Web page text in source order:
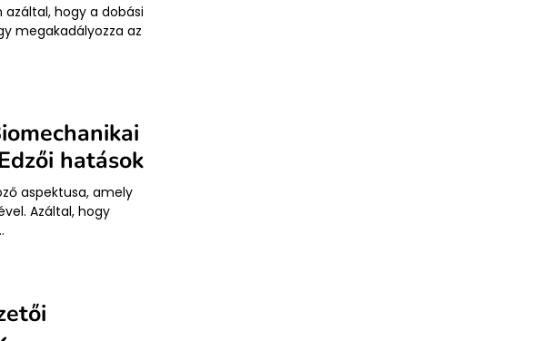
azáltal, hogy a dobási
megakadályozza az
hatások
aspektusa, amely
Azáltal, hogy